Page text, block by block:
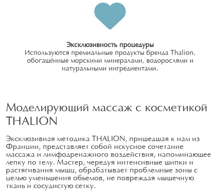
Эксклюзивность процедуры
Используются премиальные продукты бренда Thalion,
обогащённые морскими минералами, водорослями и
натуральными ингредиентами.
Моделирующий массаж с косметикой
THALION
Эксклюзивная методика THALION, пришедшая к нам из
Франции, представляет собой искусное сочетание
массажа и лимфодренажного воздействия, напоминающее
лепку по телу. Мастер, чередуя интенсивные щипки и
растягивания мышц, обрабатывает проблемные зоны с
целью уменьшения объемов, не повреждая мышечную
ткань и сосудистую сетку.